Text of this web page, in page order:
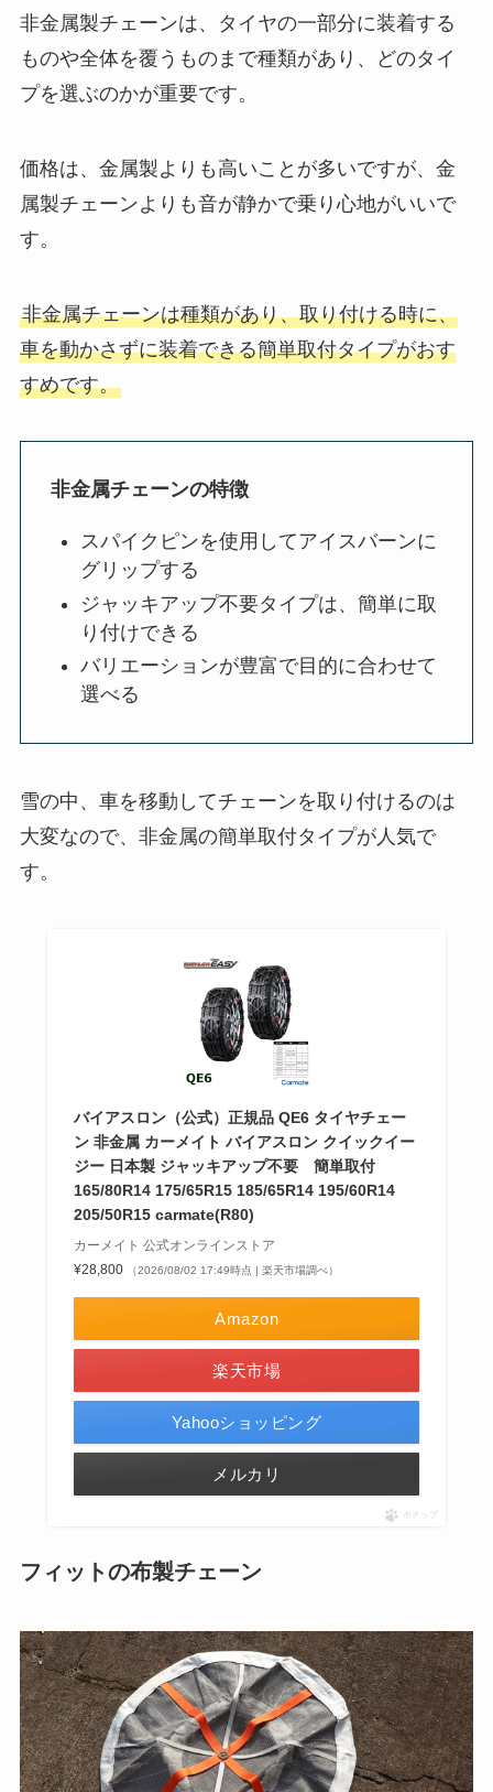
非金属製チェーンは、タイヤの一部分に装着する
ものや全体を覆うものまで種類があり、どのタイ
プを選ぶのかが重要です。
価格は、金属製よりも高いことが多いですが、金
属製チェーンよりも音が静かで乗り心地がいいで
す。
非金属チェーンは種類があり、取り付ける時に、
車を動かさずに装着できる簡単取付タイプがおす
すめです。
非金属チェーンの特徴
スパイクピンを使用してアイスバーンに
グリップする
ジャッキアップ不要タイプは、簡単に取
り付けできる
バリエーションが豊富で目的に合わせて
選べる
雪の中、車を移動してチェーンを取り付けるのは
大変なので、非金属の簡単取付タイプが人気で
す。
バイアスロン（公式）正規品 QE6 タイヤチェー
ン 非金属 カーメイト バイアスロン クイックイー
ジー 日本製 ジャッキアップ不要 簡単取付
165/80R14 175/65R15 185/65R14 195/60R14
205/50R15 carmate(R80)
カーメイト 公式オンラインストア
¥28,800
（2026/08/02 17:49時点 | 楽天市場調べ）
Amazon
楽天市場
Yahooショッピング
メルカリ
ポチップ
フィットの布製チェーン